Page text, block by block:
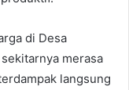
di Desa
merasa
langsung